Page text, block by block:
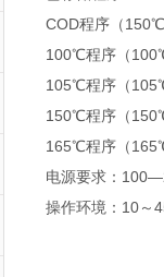
COD程序（150℃
100℃程序（
105℃程序（
150℃程序（
165℃程序（
电源要求：
操作环境：10～